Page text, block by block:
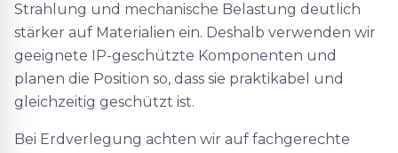
Strahlung und mechanische Belastung deutlich
stärker auf Materialien ein. Deshalb verwenden wir
geeignete IP-geschützte Komponenten und
planen die Position so, dass sie praktikabel und
gleichzeitig geschützt ist.
Bei Erdverlegung achten wir auf fachgerechte